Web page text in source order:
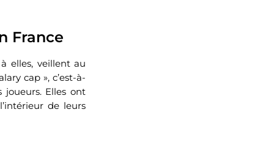
France
elles, veillent au
cap », c’est-à-
Elles ont
de leurs